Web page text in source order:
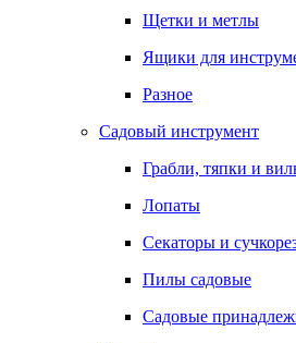
Щетки и метлы
Ящики для
Разное
Садовый инструмент
Грабли, тяпки и
Лопаты
Секаторы и
Пилы садовые
Садовые